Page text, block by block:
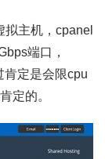
拟主机，cpanel
端口，
肯定是会限cpu
定的。